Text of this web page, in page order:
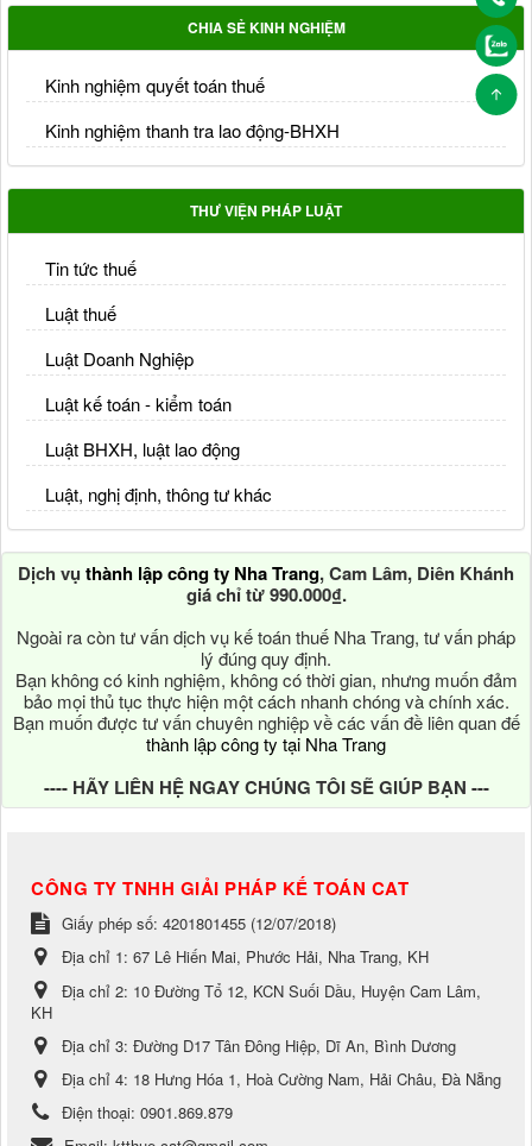
CHIA SẺ KINH NGHIỆM
Kinh nghiệm quyết toán thuế
Kinh nghiệm thanh tra lao động-BHXH
THƯ VIỆN PHÁP LUẬT
Tin tức thuế
Luật thuế
Luật Doanh Nghiệp
Luật kế toán - kiểm toán
Luật BHXH, luật lao động
Luật, nghị định, thông tư khác
Dịch vụ thành lập công ty Nha Trang, Cam Lâm, Diên Khánh
giá chỉ từ 990.000₫.
Ngoài ra còn tư vấn dịch vụ kế toán thuế Nha Trang, tư vấn pháp
lý đúng quy định.
Bạn không có kinh nghiệm, không có thời gian, nhưng muốn đảm
bảo mọi thủ tục thực hiện một cách nhanh chóng và chính xác.
Bạn muốn được tư vấn chuyên nghiệp về các vấn đề liên quan đế
thành lập công ty tại Nha Trang
---- HÃY LIÊN HỆ NGAY CHÚNG TÔI SẼ GIÚP BẠN ---
CÔNG TY TNHH GIẢI PHÁP KẾ TOÁN CAT
Giấy phép số: 4201801455 (12/07/2018)
Địa chỉ 1: 67 Lê Hiến Mai, Phước Hải, Nha Trang, KH
Địa chỉ 2: 10 Đường Tổ 12, KCN Suối Dầu, Huyện Cam Lâm,
KH
Địa chỉ 3: Đường D17 Tân Đông Hiệp, Dĩ An, Bình Dương
Địa chỉ 4: 18 Hưng Hóa 1, Hoà Cường Nam, Hải Châu, Đà Nẵng
Điện thoại: 0901.869.879